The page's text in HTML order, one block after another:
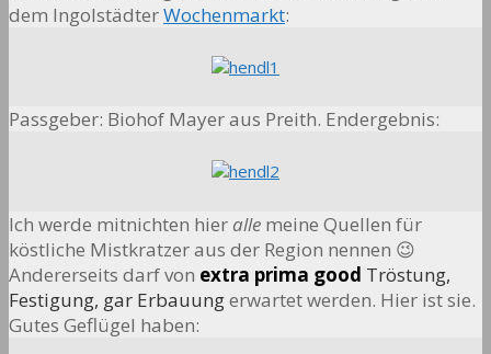
dem IngolstädterWochenmarkt:
Passgeber: Biohof Mayer aus Preith. Endergebnis:
Ich werde mitnichten hier alle meine Quellen für
köstliche Mistkratzer aus der Region nennen 😉
Andererseits darf von extra prima good Tröstung,
Festigung, gar Erbauungerwartet werden. Hier ist sie.
Gutes Geflügel haben: